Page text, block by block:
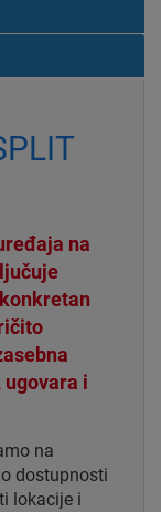
na
ugovara i
na
dostupnosti
lokacije i